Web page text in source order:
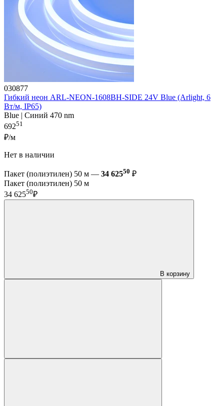
030877
Гибкий неон ARL-NEON-1608BH-SIDE 24V Blue (Arlight, 6
Вт/м, IP65)
Blue | Синий 470 nm
69251
₽/м
Нет в наличии
Пакет (полиэтилен) 50 м — 34 62550 ₽
Пакет (полиэтилен) 50 м
34 62550₽
В корзину